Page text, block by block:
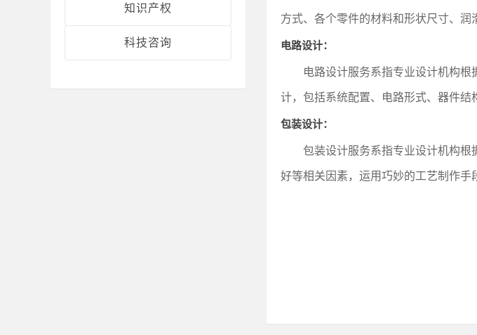
知识产权
科技咨询
方式、各个零件的材料和形状尺寸、润
电路设计：
电路设计服务系指专业设计机构
计，包括系统配置、电路形式、器件结
包装设计：
包装设计服务系指专业设计机构
好等相关因素，运用巧妙的工艺制作手